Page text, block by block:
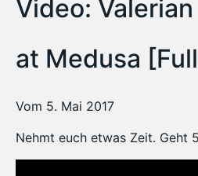
Video:
at Medusa
Vom 5. Mai 2017
Nehmt euch etwas Zeit. Geht